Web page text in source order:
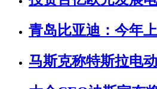
青岛比亚迪：今年
马斯克称特斯拉电